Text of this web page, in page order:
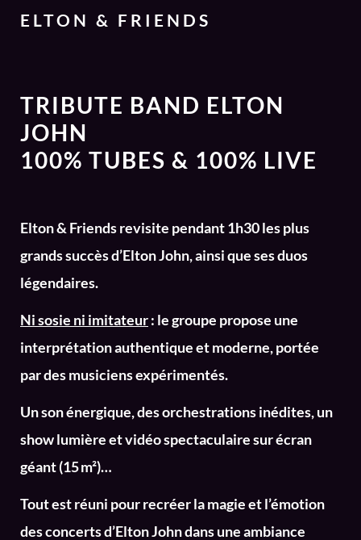
ELTON & FRIENDS
TRIBUTE BAND ELTON
JOHN
100% TUBES & 100% LIVE
Elton & Friends revisite pendant 1h30 les plus
grands succès d’Elton John, ainsi que ses duos
légendaires.
Ni sosie ni imitateur: le groupe propose une
interprétation authentique et moderne, portée
par des musiciens expérimentés.
Un son énergique, des orchestrations inédites, un
show lumière et vidéo spectaculaire sur écran
géant (15 m²)…
Tout est réuni pour recréer la magie et l’émotion
des concerts d’Elton John dans une ambiance